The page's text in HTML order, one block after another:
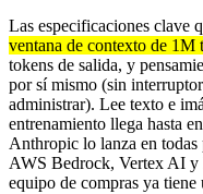
Las especificaciones clave
ventana de contexto de 1M
tokens de salida, y
por sí mismo (sin
administrar). Lee texto e
entrenamiento llega hasta
Anthropic lo lanza en todas
AWS Bedrock, Vertex AI y
equipo de compras ya tiene